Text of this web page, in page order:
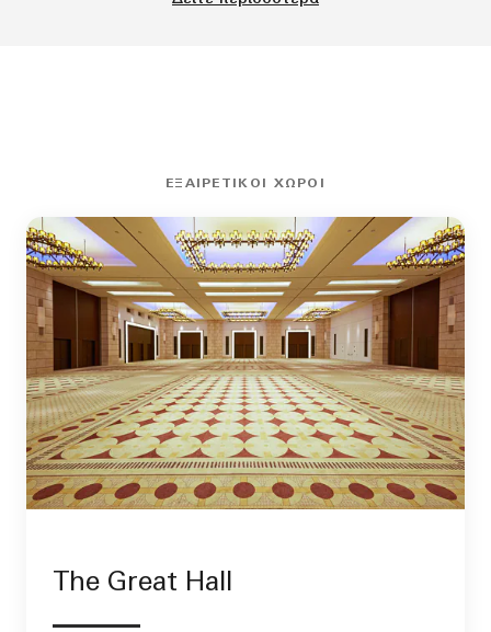
ΕΞΑΙΡΕΤΙΚΟΊ ΧΏΡΟΙ
The Great Hall